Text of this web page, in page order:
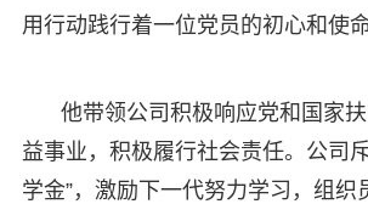
用行动践行着一位党员的初心和使命
他带领公司积极响应党和国家
益事业，积极履行社会责任。公司
学金”，激励下一代努力学习，组织